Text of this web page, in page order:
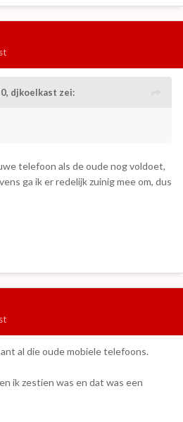
djkoelkast zei:
telefoon als de oude nog voldoet,
ga ik er redelijk zuinig mee om, dus
al die oude mobiele telefoons.
ik zestien was en dat was een